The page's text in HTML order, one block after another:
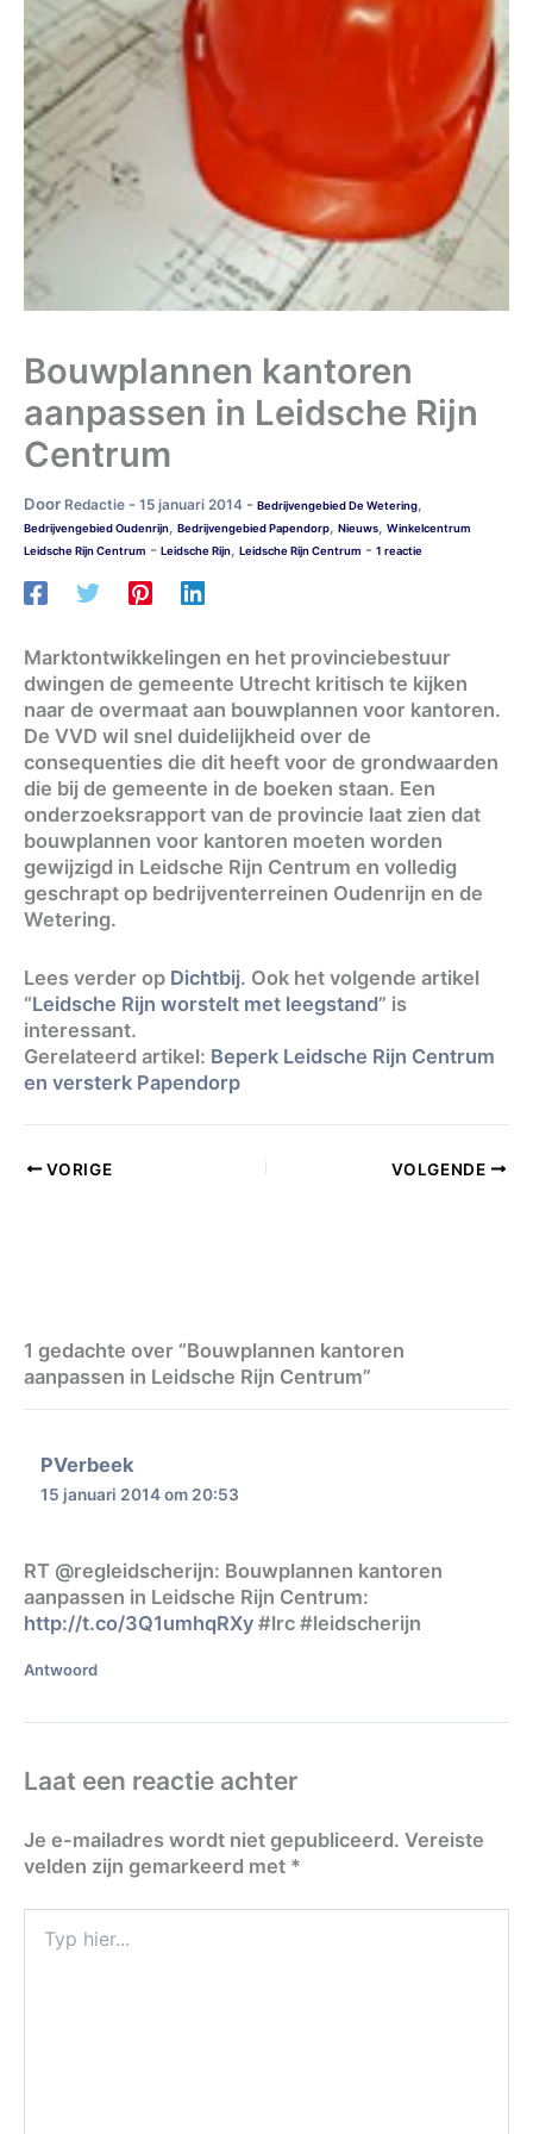
Bouwplannen kantoren
aanpassen in Leidsche Rijn
Centrum
Door Redactie - 15 januari 2014 - Bedrijvengebied De Wetering,
Bedrijvengebied Oudenrijn, Bedrijvengebied Papendorp, Nieuws, Winkelcentrum
Leidsche Rijn Centrum - Leidsche Rijn, Leidsche Rijn Centrum - 1 reactie
Marktontwikkelingen en het provinciebestuur
dwingen de gemeente Utrecht kritisch te kijken
naar de overmaat aan bouwplannen voor kantoren.
De VVD wil snel duidelijkheid over de
consequenties die dit heeft voor de grondwaarden
die bij de gemeente in de boeken staan. Een
onderzoeksrapport van de provincie laat zien dat
bouwplannen voor kantoren moeten worden
gewijzigd in Leidsche Rijn Centrum en volledig
geschrapt op bedrijventerreinen Oudenrijn en de
Wetering.
Lees verder op Dichtbij. Ook het volgende artikel
“Leidsche Rijn worstelt met leegstand” is
interessant.
Gerelateerd artikel: Beperk Leidsche Rijn Centrum
en versterk Papendorp
VORIGE VOLGENDE
1 gedachte over “Bouwplannen kantoren
aanpassen in Leidsche Rijn Centrum”
PVerbeek
15 januari 2014 om 20:53
RT @regleidscherijn: Bouwplannen kantoren
aanpassen in Leidsche Rijn Centrum:
http://t.co/3Q1umhqRXy #lrc #leidscherijn
Antwoord
Laat een reactie achter
Je e-mailadres wordt niet gepubliceerd. Vereiste
velden zijn gemarkeerd met *
hier...